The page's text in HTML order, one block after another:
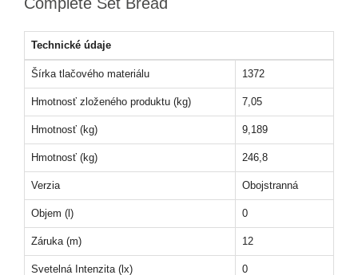
Technické údaje
Šírka tlačového materiálu 1372
Hmotnosť zloženého produktu (kg) 7,05
Hmotnosť (kg) 9,189
Hmotnosť (kg) 246,8
Verzia Obojstranná
Objem (l) 0
Záruka (m) 12
Svetelná Intenzita (lx) 0